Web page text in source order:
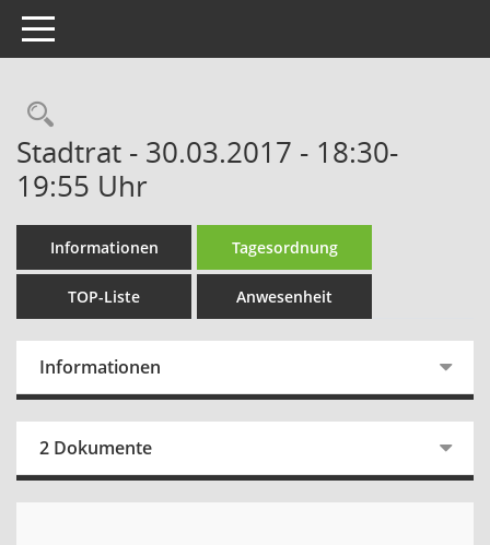
Toggle navigation
Rechercheauswahl
Stadtrat - 30.03.2017 - 18:30-
19:55 Uhr
Informationen Tagesordnung
TOP-Liste Anwesenheit
Informationen
2 Dokumente